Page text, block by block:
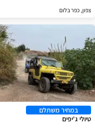
צפון, כפר בלום
במחיר משתלם
טיולי ג'יפים